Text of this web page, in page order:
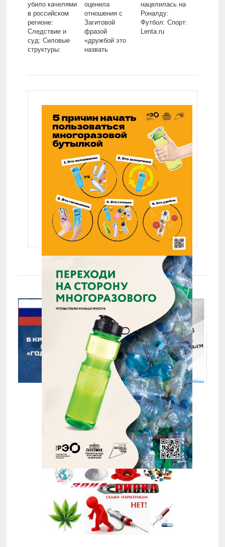
убило качелями
в российском
регионе:
Следствие и
суд: Силовые
структуры:
оценила
отношения с
Загитовой
фразой
«дружбой это
назвать
Спорт: Lenta.ru
нацелилась на
Роналду:
Футбол: Спорт:
Lenta.ru